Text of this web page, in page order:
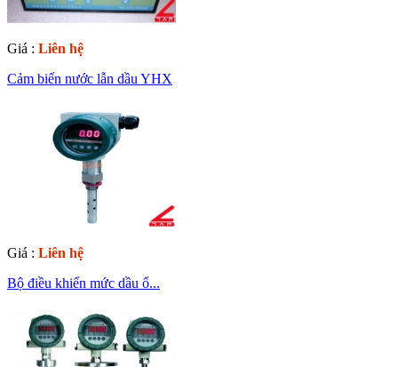
Giá : Liên hệ
Cảm biến nước lẫn dầu YHX
Giá : Liên hệ
Bộ điều khiển mức dầu ổ...